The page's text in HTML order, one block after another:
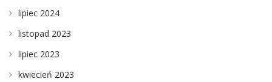
lipiec 2024
listopad 2023
lipiec 2023
kwiecień 2023